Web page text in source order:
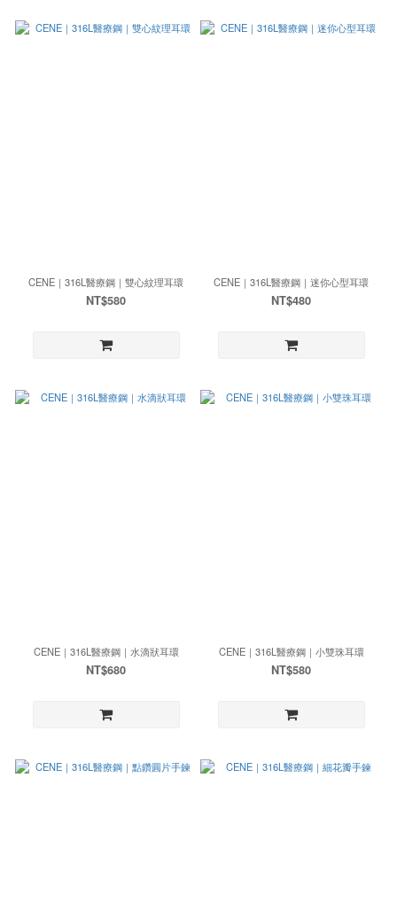
CENE｜316L醫療鋼｜雙心紋理耳環
NT$580
CENE｜316L醫療鋼｜迷你心型耳環
NT$480
CENE｜316L醫療鋼｜水滴狀耳環
NT$680
CENE｜316L醫療鋼｜小雙珠耳環
NT$580